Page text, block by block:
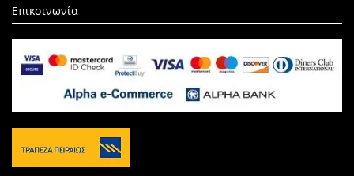
Επικοινωνία